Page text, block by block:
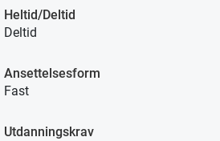
Heltid/Deltid
Deltid
Ansettelsesform
Fast
Utdanningskrav